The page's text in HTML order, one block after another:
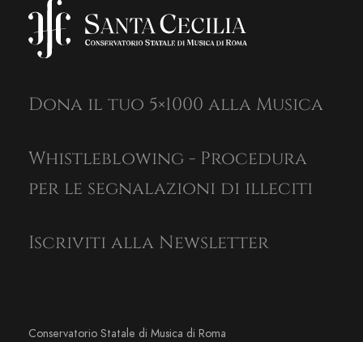
Dona il tuo 5×1000 alla Musica
Whistleblowing - Procedura
per le segnalazioni di illeciti
Iscriviti alla Newsletter
Conservatorio Statale di Musica di Roma